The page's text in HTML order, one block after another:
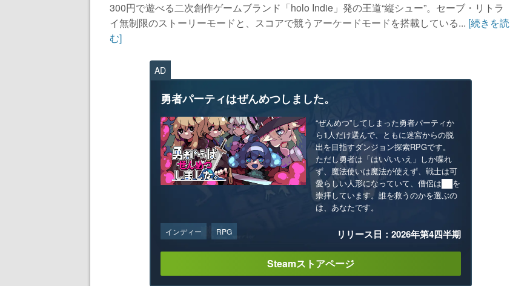
300円で遊べる二次創作ゲームブランド「holo Indie」発の王道“縦シュー”。セーブ・リトラ
イ無制限のストーリーモードと、スコアで競うアーケードモードを搭載している... [続きを読
む]
AD
勇者パーティはぜんめつしました。
“ぜんめつ”してしまった勇者パーティか
ら1人だけ選んで、ともに迷宮からの脱
出を目指すダンジョン探索RPGです。
ただし勇者は「はい/いいえ」しか喋れ
ず、魔法使いは魔法が使えず、戦士は可
愛らしい人形になっていて、僧侶は██を
崇拝しています。誰を救うのかを選ぶの
は、あなたです。
インディー RPG リリース日：2026年第4四半期
Steamストアページ